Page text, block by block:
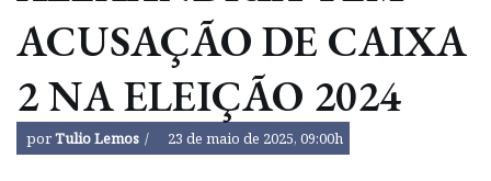
ACUSAÇÃO DE CAIXA
2 NA ELEIÇÃO 2024
porTulio Lemos 23 de maio de 2025, 09:00h